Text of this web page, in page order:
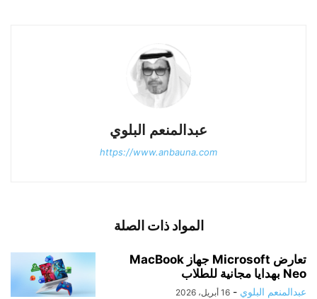
عبدالمنعم البلوي
https://www.anbauna.com
المواد ذات الصلة
تعارض Microsoft جهاز MacBook
Neo بهدايا مجانية للطلاب
عبدالمنعم البلوي - 16 أبريل، 2026